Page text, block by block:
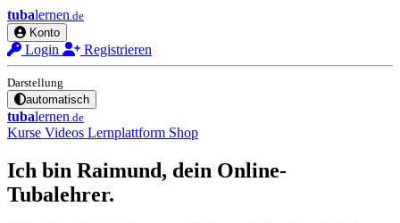
tubalernen.de
Konto
Login Registrieren
Darstellung
automatisch
tubalernen.de
Kurse Videos Lernplattform Shop
Ich bin Raimund, dein Online-
Tubalehrer.